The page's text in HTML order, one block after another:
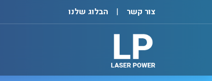
צור קשר הבלוג שלנו